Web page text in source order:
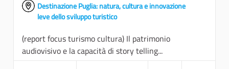
Destinazione Puglia: natura, cultura e innovazione
leve dello sviluppo turistico
(report focus turismo cultura) Il patrimonio
audiovisivo e la capacità di story telling...